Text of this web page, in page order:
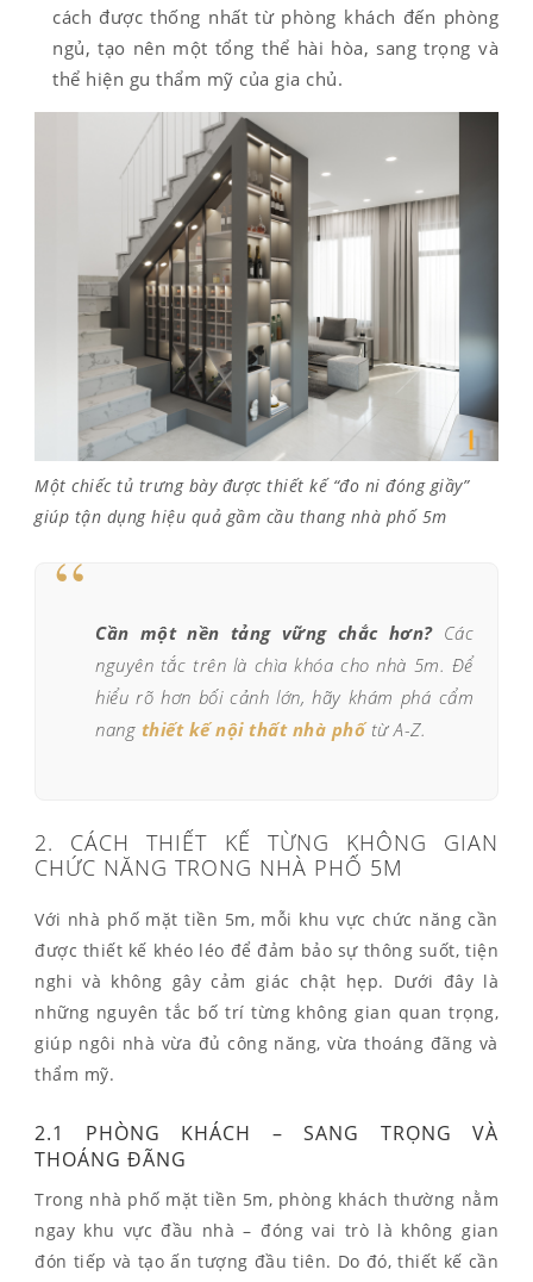
cách được thống nhất từ phòng khách đến phòng
ngủ, tạo nên một tổng thể hài hòa, sang trọng và
thể hiện gu thẩm mỹ của gia chủ.
Một chiếc tủ trưng bày được thiết kế “đo ni đóng giầy”
giúp tận dụng hiệu quả gầm cầu thang nhà phố 5m
“ Cần một nền tảng vững chắc hơn?Các
nguyên tắc trên là chìa khóa cho nhà 5m. Để
hiểu rõ hơn bối cảnh lớn, hãy khám phá cẩm
nang thiết kế nội thất nhà phố từ A-Z.
2. CÁCH THIẾT KẾ TỪNG KHÔNG GIAN
CHỨC NĂNG TRONG NHÀ PHỐ 5M
Với nhà phố mặt tiền 5m, mỗi khu vực chức năng cần
được thiết kế khéo léo để đảm bảo sự thông suốt, tiện
nghi và không gây cảm giác chật hẹp. Dưới đây là
những nguyên tắc bố trí từng không gian quan trọng,
giúp ngôi nhà vừa đủ công năng, vừa thoáng đãng và
thẩm mỹ.
2.1 PHÒNG KHÁCH – SANG TRỌNG VÀ
THOÁNG ĐÃNG
Trong nhà phố mặt tiền 5m, phòng khách thường nằm
ngay khu vực đầu nhà – đóng vai trò là không gian
đón tiếp và tạo ấn tượng đầu tiên. Do đó, thiết kế cần